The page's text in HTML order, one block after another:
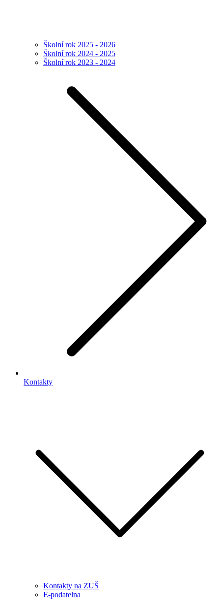
Školní rok 2025 - 2026
Školní rok 2024 - 2025
Školní rok 2023 - 2024
Kontakty
Kontakty na ZUŠ
E-podatelna